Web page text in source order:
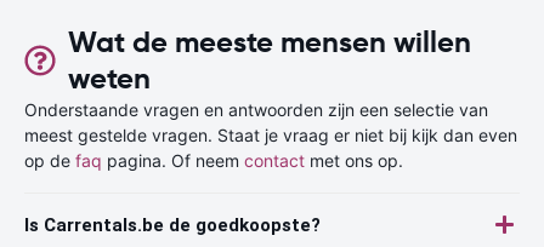
Wat de meeste mensen willen
weten
Onderstaande vragen en antwoorden zijn een selectie van
meest gestelde vragen. Staat je vraag er niet bij kijk dan even
op de faq pagina. Of neem contact met ons op.
Is Carrentals.be de goedkoopste?